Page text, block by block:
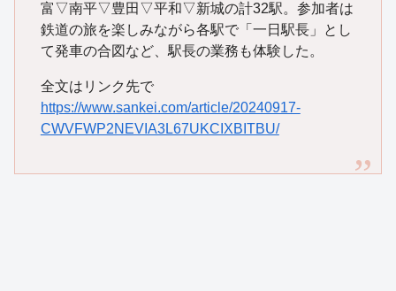
富▽南平▽豊田▽平和▽新城の計32駅。参加者は
鉄道の旅を楽しみながら各駅で「一日駅長」とし
て発車の合図など、駅長の業務も体験した。
全文はリンク先で
https://www.sankei.com/article/20240917-
CWVFWP2NEVIA3L67UKCIXBITBU/